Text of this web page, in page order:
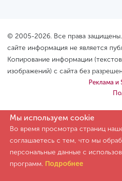
© 2005-2026. Все права защищены.
сайте информация не является
Копирование информации
изображений) с сайта без
Реклама и
Мы используем cookie
Во время просмотра страниц
соглашаетесь с тем, что мы
персональные данные с
программ. Подробнее